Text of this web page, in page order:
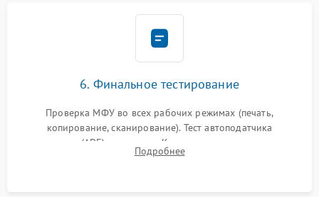
6. Финальное тестирование
Проверка МФУ во всех рабочих режимах (печать,
копирование, сканирование). Тест автоподатчика
документов (ADF) и дуплекса. Контроль качества отпечатка
на отсутствие серого фона, полос и надежность запекания
Подробнее